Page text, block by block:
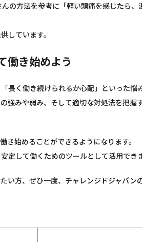
の方法を参考に「軽い頭痛を感じたら
しています。
働き始めよう
長く働き続けられるか心配」といった悩
強みや弱み、そして適切な対処法を把握
き始めることができるようになります。
定して働くためのツールとして活用できま
方、ぜひ一度、チャレンジドジャパン